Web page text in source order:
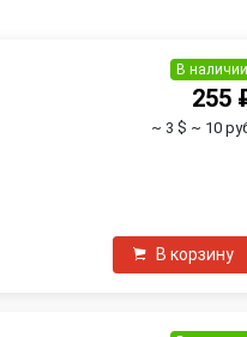
В наличии
255
~ 3 $ ~ 10
В корзину